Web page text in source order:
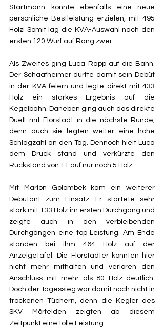
Startmann konnte ebenfalls eine neue
persönliche Bestleistung erzielen, mit 495
Holz! Somit lag die KVA-Auswahl nach den
ersten 120 Wurf auf Rang zwei.
Als Zweites ging Luca Rapp auf die Bahn.
Der Schaafheimer durfte damit sein Debüt
in der KVA feiern und legte direkt mit 433
Holz ein starkes Ergebnis auf die
Kegelbahn. Daneben ging auch das direkte
Duell mit Florstadt in die nächste Runde,
denn auch sie legten weiter eine hohe
Schlagzahl an den Tag. Dennoch hielt Luca
dem Druck stand und verkürzte den
Rückstand von 11 auf nur noch 5 Holz.
Mit Marlon Golombek kam ein weiterer
Debütant zum Einsatz. Er startete sehr
stark mit 133 Holz im ersten Durchgang und
zeigte auch in den verbleibenden
Durchgängen eine top Leistung. Am Ende
standen bei ihm 464 Holz auf der
Anzeigetafel. Die Florstädter konnten hier
nicht mehr mithalten und verloren den
Anschluss mit mehr als 80 Holz deutlich.
Doch der Tagessieg war damit noch nicht in
trockenen Tüchern, denn die Kegler des
SKV Mörfelden zeigten ab diesem
Zeitpunkt eine tolle Leistung.